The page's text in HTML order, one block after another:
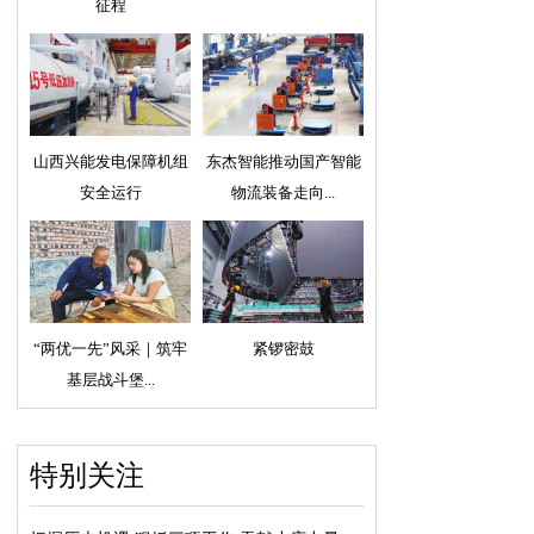
征程
山西兴能发电保障机组
安全运行
东杰智能推动国产智能
物流装备走向...
“两优一先”风采｜筑牢
基层战斗堡...
紧锣密鼓
特别关注